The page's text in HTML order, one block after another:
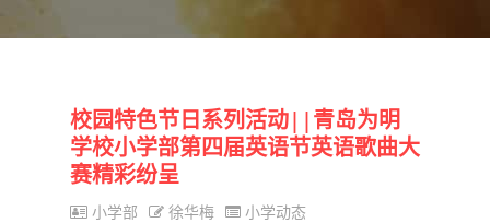
校园特色节日系列活动||青岛为明
学校小学部第四届英语节英语歌曲大
赛精彩纷呈
小学部 徐华梅 小学动态